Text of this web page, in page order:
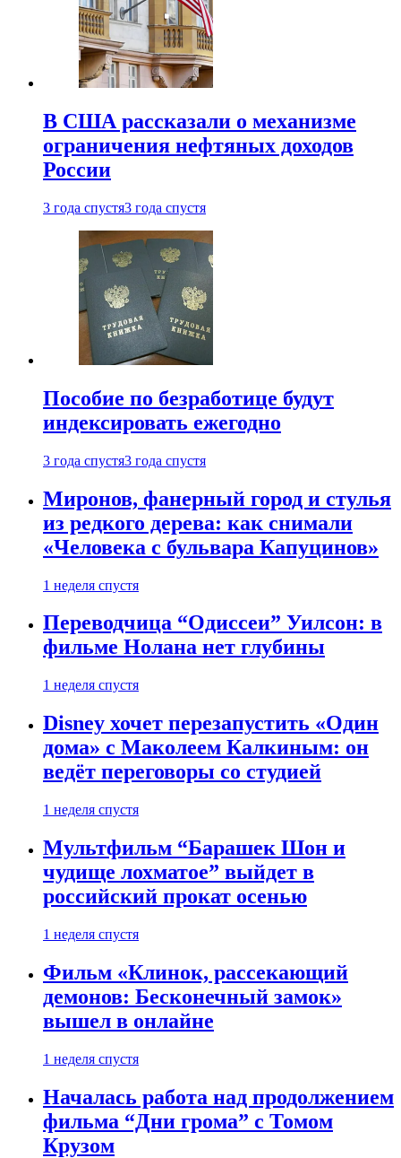
В США рассказали о механизме
ограничения нефтяных доходов
России
3 года спустя3 года спустя
Пособие по безработице будут
индексировать ежегодно
3 года спустя3 года спустя
Миронов, фанерный город и стулья
из редкого дерева: как снимали
«Человека с бульвара Капуцинов»
1 неделя спустя
Переводчица “Одиссеи” Уилсон: в
фильме Нолана нет глубины
1 неделя спустя
Disney хочет перезапустить «Один
дома» с Маколеем Калкиным: он
ведёт переговоры со студией
1 неделя спустя
Мультфильм “Барашек Шон и
чудище лохматое” выйдет в
российский прокат осенью
1 неделя спустя
Фильм «Клинок, рассекающий
демонов: Бесконечный замок»
вышел в онлайне
1 неделя спустя
Началась работа над продолжением
фильма “Дни грома” с Томом
Крузом